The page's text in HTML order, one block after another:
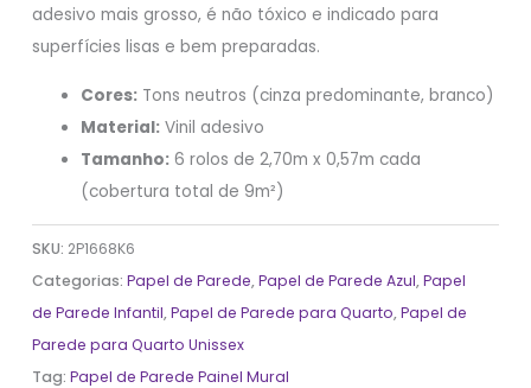
adesivo mais grosso, é não tóxico e indicado para
superfícies lisas e bem preparadas.
Cores: Tons neutros (cinza predominante, branco)
Material: Vinil adesivo
Tamanho: 6 rolos de 2,70m x 0,57m cada
(cobertura total de 9m²)
SKU: 2P1668K6
Categorias:Papel de Parede,Papel de Parede Azul,Papel
de Parede Infantil,Papel de Parede para Quarto,Papel de
Parede para Quarto Unissex
Tag:Papel de Parede Painel Mural